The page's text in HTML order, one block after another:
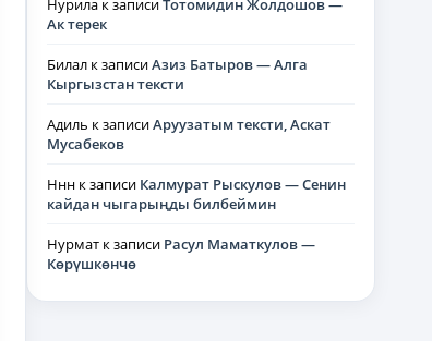
Нурила к записиТотомидин Жолдошов —
Ак терек
Билал к записиАзиз Батыров — Алга
Кыргызстан тексти
Адиль к записиАруузатым тексти, Аскат
Мусабеков
Ннн к записи Калмурат Рыскулов — Сенин
кайдан чыгарыңды билбеймин
Нурмат к записи Расул Маматкулов —
Көрүшкөнчө